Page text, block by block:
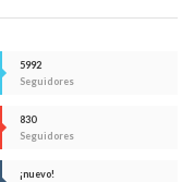
5992
Seguidores
830
Seguidores
¡nuevo!